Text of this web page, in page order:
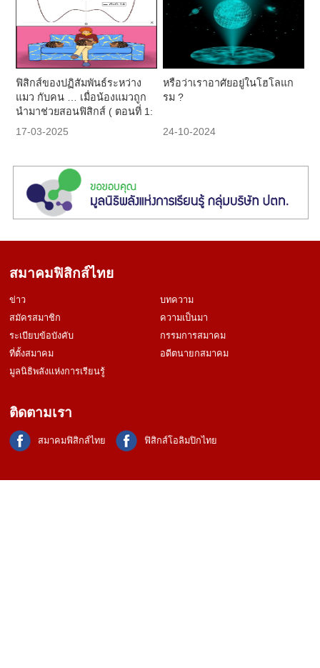
ฟิสิกส์ของปฏิสัมพันธ์ระหว่าง
แมว กับคน … เมื่อน้องแมวถูก
นำมาช่วยสอนฟิสิกส์ ( ตอนที่ 1:
เกริ่นนำ )
17-03-2025
หรือว่าเราอาศัยอยู่ในโฮโลแก
รม ?
24-10-2024
สมาคมฟิสิกส์ไทย
ข่าว
บทความ
สมัครสมาชิก
ความเป็นมา
ระเบียบข้อบังคับ
กรรมการสมาคม
ที่ตั้งสมาคม
อดีตนายกสมาคม
มูลนิธิพลังแห่งการเรียนรู้
ติดตามเรา
สมาคมฟิสิกส์ไทย ฟิสิกส์โอลิมปิกไทย